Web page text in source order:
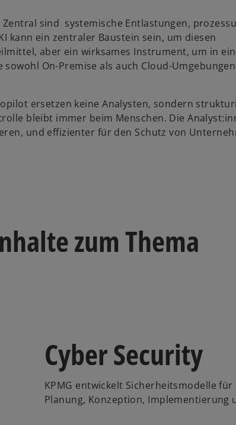
sind systemische Entlastungen,
kann ein zentraler Baustein sein, um diesen
aber ein wirksames Instrument, um in
On-Premise als auch Cloud-Umgebungen
ersetzen keine Analysten, sondern
bleibt immer beim Menschen. Die
und effizienter für den Schutz von
zum Thema
Cyber Security
KPMG entwickelt Sicherheitsmodelle
Planung, Konzeption, Implementierung